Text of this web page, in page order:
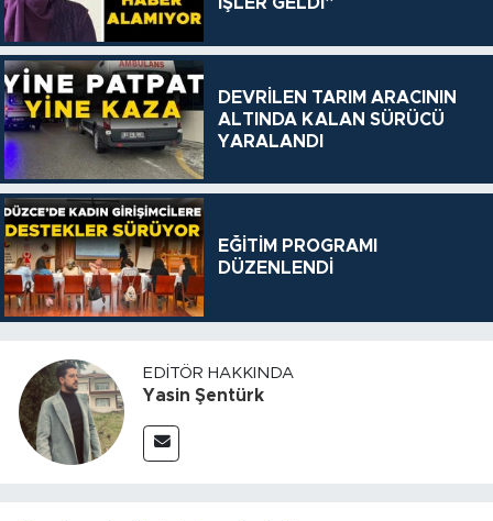
İŞLER GELDİ”
DEVRİLEN TARIM ARACININ
ALTINDA KALAN SÜRÜCÜ
YARALANDI
EĞİTİM PROGRAMI
DÜZENLENDİ
EDITÖR HAKKINDA
Yasin Şentürk